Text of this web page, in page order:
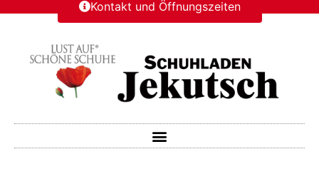
Kontakt und Öffnungszeiten